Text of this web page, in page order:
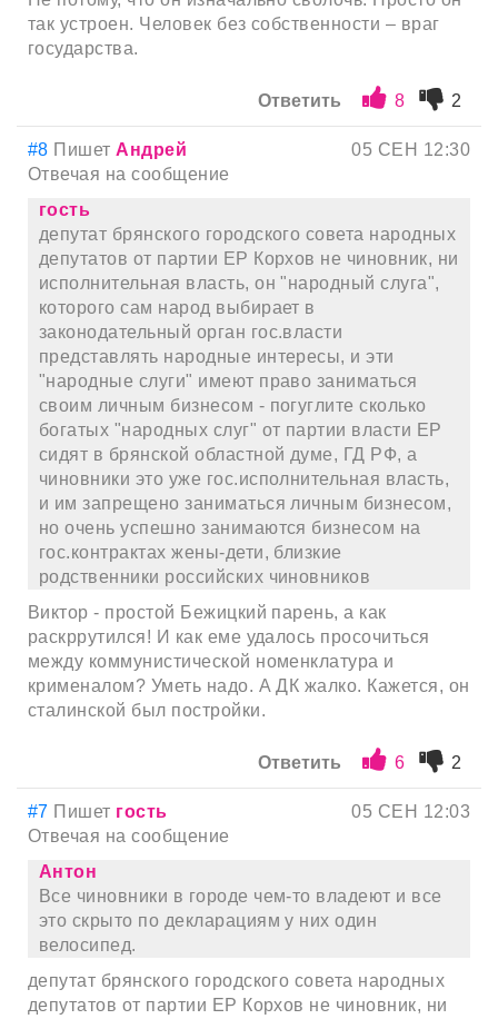
так устроен. Человек без собственности – враг
государства.
Ответить 8 2
#8 Пишет Андрей
05 СЕН 12:30
Отвечая на сообщение
гость
депутат брянского городского совета народных
депутатов от партии ЕР Корхов не чиновник, ни
исполнительная власть, он "народный слуга",
которого сам народ выбирает в
законодательный орган гос.власти
представлять народные интересы, и эти
"народные слуги" имеют право заниматься
своим личным бизнесом - погуглите сколько
богатых "народных слуг" от партии власти ЕР
сидят в брянской областной думе, ГД РФ, а
чиновники это уже гос.исполнительная власть,
и им запрещено заниматься личным бизнесом,
но очень успешно занимаются бизнесом на
гос.контрактах жены-дети, близкие
родственники российских чиновников
Виктор - простой Бежицкий парень, а как
раскррутился! И как еме удалось просочиться
между коммунистической номенклатура и
крименалом? Уметь надо. А ДК жалко. Кажется, он
сталинской был постройки.
Ответить 6 2
#7 Пишет гость
05 СЕН 12:03
Отвечая на сообщение
Антон
Все чиновники в городе чем-то владеют и все
это скрыто по декларациям у них один
велосипед.
депутат брянского городского совета народных
депутатов от партии ЕР Корхов не чиновник, ни